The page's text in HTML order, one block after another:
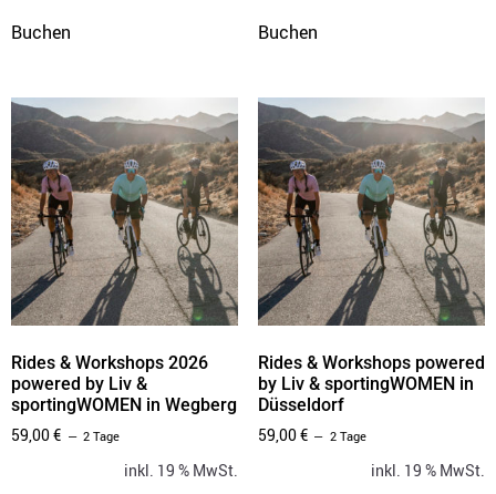
Buchen Buchen
Rides & Workshops 2026
powered by Liv &
sportingWOMEN in Wegberg
59,00€ 2 Tage
inkl. 19 % MwSt.
Rides & Workshops powered
by Liv & sportingWOMEN in
Düsseldorf
59,00€ 2 Tage
inkl. 19 % MwSt.